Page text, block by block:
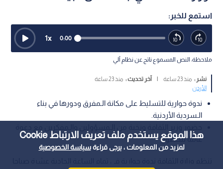
هذا الموقع يستخدم ملف تعريف الارتباط Cookie
لمزيد من المعلومات ، يرجى قراءةسياسة الخصوصية
استمع للخبر:
0:00
1x
ملاحظة: النص المسموع ناتج عن نظام آلي
نشر : منذ 23 ساعة | آخر تحديث : منذ 23 ساعة
الأردن
ندوة حوارية للتسليط على مكانة الـمفرق ودورها في بناء
الـسردية الأردنية.
عامة للحضور.